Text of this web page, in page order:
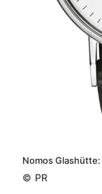
Nomos
© PR